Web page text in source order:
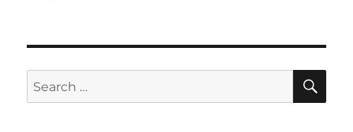
pour
pas
Search
for: